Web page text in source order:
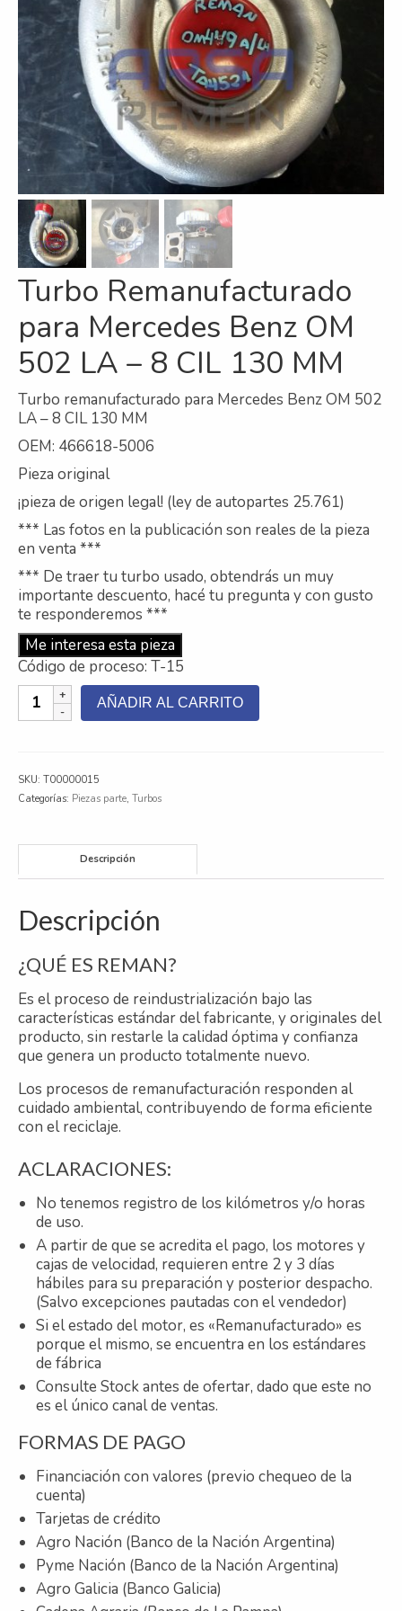
Refrigeración
Servicios
A campo
Comercial y Servicios
Desarmadero
Generación
Inyección
Mecanizado
Motores
Reman
Turbos
Contacto
Nosotros
Galeria
Trabaja con nosotros
Turbo Remanufacturado
para Mercedes Benz OM
502 LA – 8 CIL 130 MM
Turbo remanufacturado para Mercedes Benz OM 502
LA – 8 CIL 130 MM
OEM: 466618-5006
Pieza original
¡pieza de origen legal! (ley de autopartes 25.761)
*** Las fotos en la publicación son reales de la pieza
en venta ***
*** De traer tu turbo usado, obtendrás un muy
importante descuento, hacé tu pregunta y con gusto
te responderemos ***
Me interesa esta pieza
Código de proceso: T-15
Turbo
Remanufacturado
OM
502
-
CIL
MM
AÑADIR AL CARRITO
SKU: T00000015
Categorías: Piezas parte, Turbos
Descripción
Descripción
¿QUÉ ES REMAN?
Es el proceso de reindustrialización bajo las
características estándar del fabricante, y originales del
producto, sin restarle la calidad óptima y confianza
que genera un producto totalmente nuevo.
Los procesos de remanufacturación responden al
cuidado ambiental, contribuyendo de forma eficiente
con el reciclaje.
ACLARACIONES:
No tenemos registro de los kilómetros y/o horas
de uso.
A partir de que se acredita el pago, los motores y
cajas de velocidad, requieren entre 2 y 3 días
hábiles para su preparación y posterior despacho.
(Salvo excepciones pautadas con el vendedor)
Si el estado del motor, es «Remanufacturado» es
porque el mismo, se encuentra en los estándares
de fábrica
Consulte Stock antes de ofertar, dado que este no
es el único canal de ventas.
FORMAS DE PAGO
Financiación con valores (previo chequeo de la
cuenta)
Tarjetas de crédito
Agro Nación (Banco de la Nación Argentina)
Pyme Nación (Banco de la Nación Argentina)
Agro Galicia (Banco Galicia)